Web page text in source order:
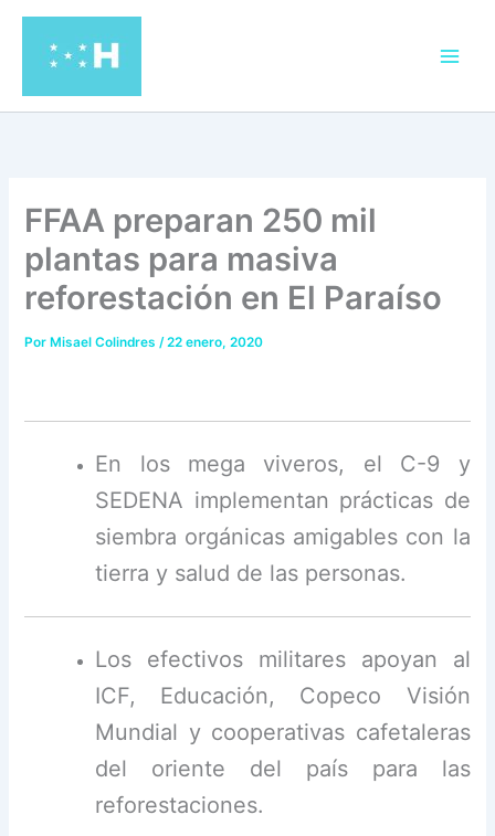
contenido
FFAA preparan 250 mil
plantas para masiva
reforestación en El Paraíso
Por Misael Colindres/22 enero, 2020
En los mega viveros, el C-9 y
SEDENA implementan prácticas de
siembra orgánicas amigables con la
tierra y salud de las personas.
Los efectivos militares apoyan al
ICF, Educación, Copeco Visión
Mundial y cooperativas cafetaleras
del oriente del país para las
reforestaciones.